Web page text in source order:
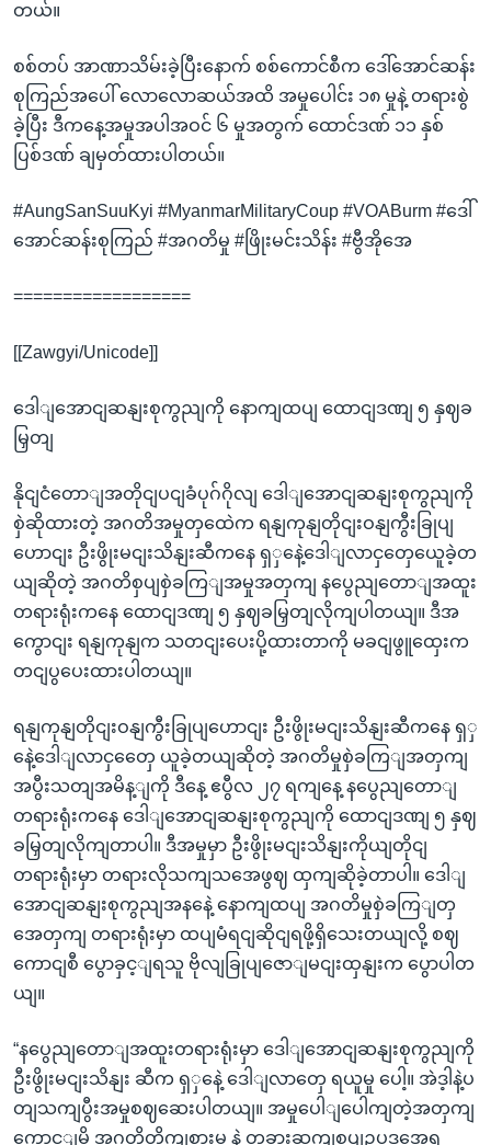
တယ်။
စစ်တပ် အာဏာသိမ်းခဲ့ပြီးနောက် စစ်ကောင်စီက ဒေါ်အောင်ဆန်း
စုကြည်အပေါ် လောလောဆယ်အထိ အမှုပေါင်း ၁၈ မှုနဲ့ တရားစွဲ
ခဲ့ပြီး ဒီကနေ့အမှုအပါအဝင် ၆ မှုအတွက် ထောင်ဒဏ် ၁၁ နှစ်
ပြစ်ဒဏ် ချမှတ်ထားပါတယ်။
#AungSanSuuKyi #MyanmarMilitaryCoup #VOABurm #ဒေါ်
အောင်ဆန်းစုကြည် #အဂတိမှု #ဖြိုးမင်းသိန်း #ဗွီအိုအေ
==================
[[Zawgyi/Unicode]]
ဒေါျအောငျဆနျးစုကွညျကို နောကျထပျ ထောငျဒဏျ ၅ နှဈခ
မြှတျ
နိုငျငံတောျအတိုငျပငျခံပုဂ်ဂိုလျ ဒေါျအောငျဆနျးစုကွညျကို
စှဲဆိုထားတဲ့ အဂတိအမှုတှထေဲက ရနျကုနျတိုငျးဝနျကွီးခြုပျ
ဟောငျး ဦးဖွိုးမငျးသိနျးဆီကနေ ရှှနေဲ့ဒေါျလာငှတှေယေူခဲ့တ
ယျဆိုတဲ့ အဂတိစှပျစှဲခကြျအမှုအတှကျ နပွေညျတောျအထူး
တရားရုံးကနေ ထောငျဒဏျ ၅ နှဈခမြှတျလိုကျပါတယျ။ ဒီအ
ကွောငျး ရနျကုနျက သတငျးပေးပို့ထားတာကို မခငျဖွူထှေးက
တငျပွပေးထားပါတယျ။
ရနျကုနျတိုငျးဝနျကွီးခြုပျဟောငျး ဦးဖွိုးမငျးသိနျးဆီကနေ ရှှ
နေဲ့ဒေါျလာငှတှေေ ယူခဲ့တယျဆိုတဲ့ အဂတိမှုစှဲခကြျအတှကျ
အပွီးသတျအမိန့ျကို ဒီနေ့ ဧပွီလ ၂၇ ရကျနေ့ နပွေညျတောျ
တရားရုံးကနေ ဒေါျအောငျဆနျးစုကွညျကို ထောငျဒဏျ ၅ နှဈ
ခမြှတျလိုကျတာပါ။ ဒီအမှုမှာ ဦးဖွိုးမငျးသိနျးကိုယျတိုငျ
တရားရုံးမှာ တရားလိုသကျသအေဖွဈ ထှကျဆိုခဲ့တာပါ။ ဒေါျ
အောငျဆနျးစုကွညျအနနေဲ့ နောကျထပျ အဂတိမှုစှဲခကြျတှ
အေတှကျ တရားရုံးမှာ ထပျမံရငျဆိုငျရဖို့ရှိသေးတယျလို့ စဈ
ကောငျစီ ပွောခှင့ျရသူ ဗိုလျခြုပျဇောျမငျးထှနျးက ပွောပါတ
ယျ။
“နပွေညျတောျအထူးတရားရုံးမှာ ဒေါျအောငျဆနျးစုကွညျကို
ဦးဖွိုးမငျးသိနျး ဆီက ရှှနေဲ့ ဒေါျလာတှေ ရယူမှု ပေါ့။ အဲဒ့ါနဲ့ပ
တျသကျပွီးအမှုစဈဆေးပါတယျ။ အမှုပေါျပေါကျတဲ့အတှကျ
ကွောင့ျမို့ အဂတိတိုကျစားမှု နဲ့ တခွားဆကျစပျဥပဒအေရ